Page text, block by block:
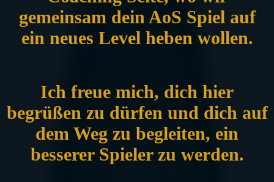
gemeinsam dein AoS Spiel auf
ein neues Level heben wollen.
Ich freue mich, dich hier
begrüßen zu dürfen und dich auf
dem Weg zu begleiten, ein
besserer Spieler zu werden.